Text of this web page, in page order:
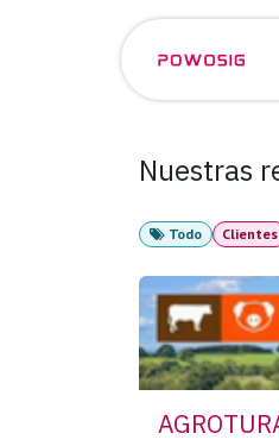
Nuestras
Todo Clientes